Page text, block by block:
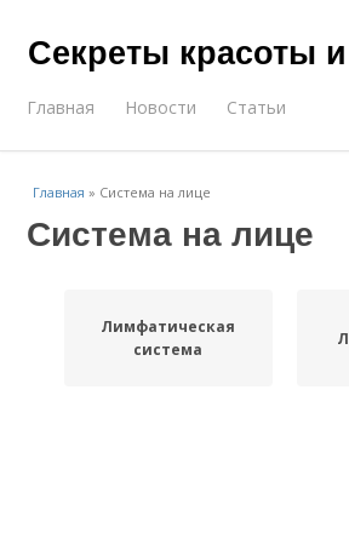
Секреты красоты
Главная Новости Статьи
Главная » Система на лице
Система на лице
Лимфатическая
система